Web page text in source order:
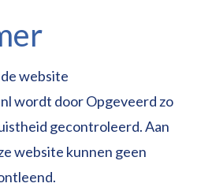
website
wordt door Opgeveerd zo
gecontroleerd. Aan
website kunnen geen